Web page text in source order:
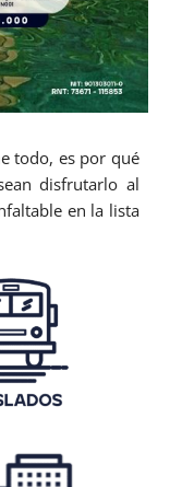
todo, es por qué
disfrutarlo al
en la lista